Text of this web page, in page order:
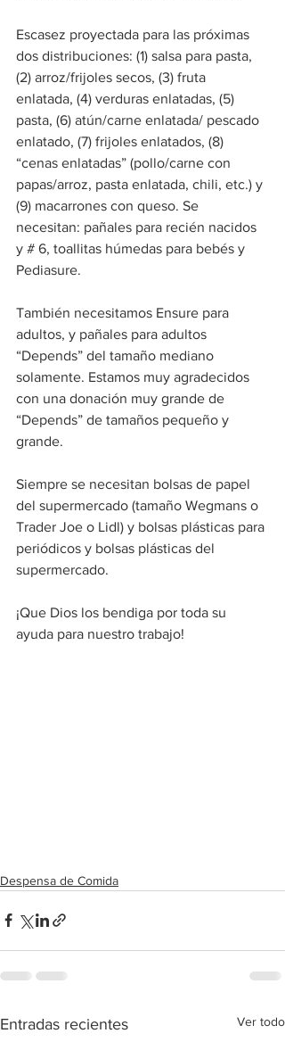
Escasez proyectada para las próximas
dos distribuciones: (1) salsa para pasta,
(2) arroz/frijoles secos, (3) fruta
enlatada, (4) verduras enlatadas, (5)
pasta, (6) atún/carne enlatada/ pescado
enlatado, (7) frijoles enlatados, (8)
“cenas enlatadas” (pollo/carne con
papas/arroz, pasta enlatada, chili, etc.) y
(9) macarrones con queso. Se
necesitan: pañales para recién nacidos
y # 6, toallitas húmedas para bebés y
Pediasure.
También necesitamos Ensure para
adultos, y pañales para adultos
“Depends” del tamaño mediano
solamente. Estamos muy agradecidos
con una donación muy grande de
“Depends” de tamaños pequeño y
grande.
Siempre se necesitan bolsas de papel
del supermercado (tamaño Wegmans o
Trader Joe o Lidl) y bolsas plásticas para
periódicos y bolsas plásticas del
supermercado.
¡Que Dios los bendiga por toda su
ayuda para nuestro trabajo!
Despensa de Comida
Entradas recientes Ver todo